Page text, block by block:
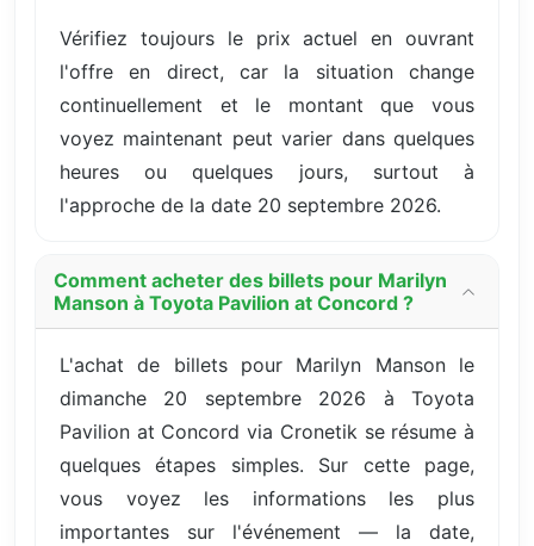
Vérifiez toujours le prix actuel en ouvrant
l'offre en direct, car la situation change
continuellement et le montant que vous
voyez maintenant peut varier dans quelques
heures ou quelques jours, surtout à
l'approche de la date 20 septembre 2026.
Comment acheter des billets pour Marilyn
Manson à Toyota Pavilion at Concord ?
L'achat de billets pour Marilyn Manson le
dimanche 20 septembre 2026 à Toyota
Pavilion at Concord via Cronetik se résume à
quelques étapes simples. Sur cette page,
vous voyez les informations les plus
importantes sur l'événement — la date,